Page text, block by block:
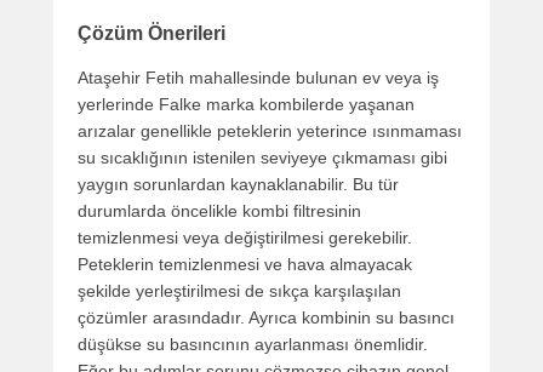
Çözüm Önerileri
Ataşehir Fetih mahallesinde bulunan ev veya iş
yerlerinde Falke marka kombilerde yaşanan
arızalar genellikle peteklerin yeterince ısınmaması
su sıcaklığının istenilen seviyeye çıkmaması gibi
yaygın sorunlardan kaynaklanabilir. Bu tür
durumlarda öncelikle kombi filtresinin
temizlenmesi veya değiştirilmesi gerekebilir.
Peteklerin temizlenmesi ve hava almayacak
şekilde yerleştirilmesi de sıkça karşılaşılan
çözümler arasındadır. Ayrıca kombinin su basıncı
düşükse su basıncının ayarlanması önemlidir.